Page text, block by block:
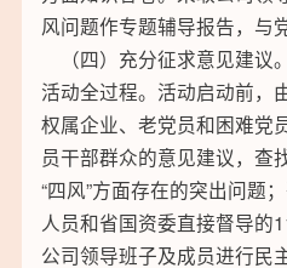
风问题作专题辅导报告，与
（四）充分征求意见建议
活动全过程。活动启动前，
权属企业、老党员和困难党
员干部群众的意见建议，查
“四风”方面存在的突出问题
人员和省国资委直接督导的
公司领导班子及成员进行民